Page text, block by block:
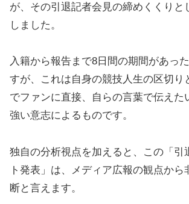
が、その引退記者会見の締めくくりと
しました。
入籍から報告まで8日間の期間があっ
すが、これは自身の競技人生の区切り
でファンに直接、自らの言葉で伝えた
強い意志によるものです。
独自の分析視点を加えると、この「引
ト発表」は、メディア広報の観点から
断と言えます。